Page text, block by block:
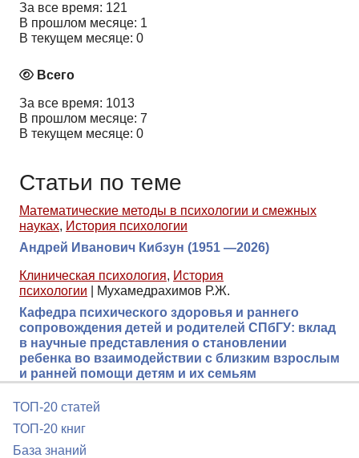
За все время: 121
В прошлом месяце: 1
В текущем месяце: 0
Всего
За все время: 1013
В прошлом месяце: 7
В текущем месяце: 0
Статьи по теме
Математические методы в психологии и смежных
науках, История психологии
Андрей Иванович Кибзун (1951 —2026)
Клиническая психология, История
психологии
Мухамедрахимов Р.Ж.
Кафедра психического здоровья и раннего
сопровождения детей и родителей СПбГУ: вклад
в научные представления о становлении
ребенка во взаимодействии с близким взрослым
и ранней помощи детям и их семьям
ТОП-20 статей
ТОП-20 книг
База знаний